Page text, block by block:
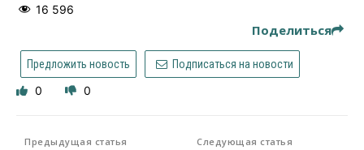
16 596
Поделиться
Предложить новость Подписаться на новости
0 0
Предыдущая статья Следующая статья